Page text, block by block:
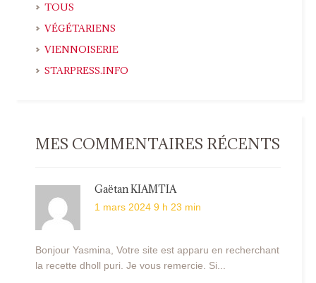
TOUS
VÉGÉTARIENS
VIENNOISERIE
STARPRESS.INFO
MES COMMENTAIRES RÉCENTS
Gaëtan KIAMTIA
1 mars 2024 9 h 23 min
Bonjour Yasmina, Votre site est apparu en recherchant
la recette dholl puri. Je vous remercie. Si...